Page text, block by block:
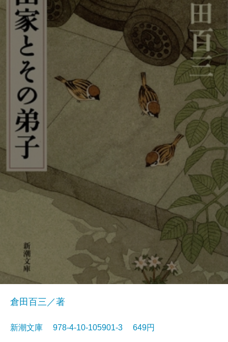
倉田百三／著
新潮文庫 978-4-10-105901-3 649円